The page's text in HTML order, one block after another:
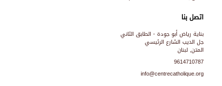
اتصل بنا
بناية رياض أبو جودة - الطابق الثاني
جل الديب الشارع الرئيسي
المتن, لبنان
9614710787
info@centrecatholique.org